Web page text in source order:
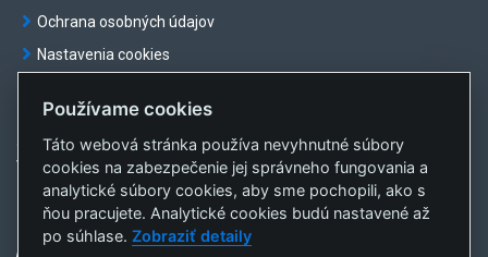
Ochrana osobných údajov
Nastavenia cookies
© OKTE, a.s. Všetky práva vyhradené
Vytvorilasféra, a.s.
Používame cookies
Táto webová stránka používa nevyhnutné súbory
cookies na zabezpečenie jej správneho fungovania a
analytické súbory cookies, aby sme pochopili, ako s
ňou pracujete. Analytické cookies budú nastavené až
po súhlase.Zobraziť detaily